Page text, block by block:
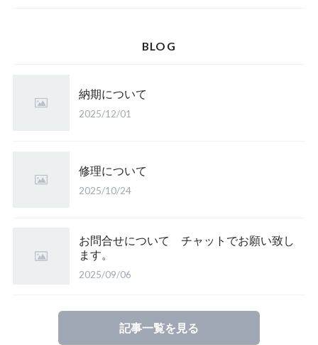
BLOG
納期について
2025/12/01
修理について
2025/10/24
お問合せについて チャットでお願い致し
ます。
2025/09/06
記事一覧を見る